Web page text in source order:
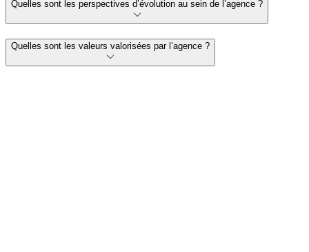
Quelles sont les perspectives d’évolution au sein de l’agence ?
Quelles sont les valeurs valorisées par l’agence ?